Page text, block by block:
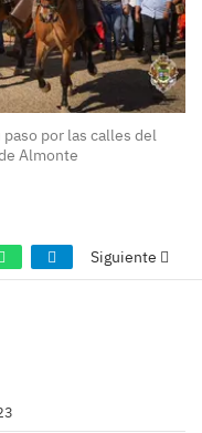
por las calles del
Almonte
Siguiente